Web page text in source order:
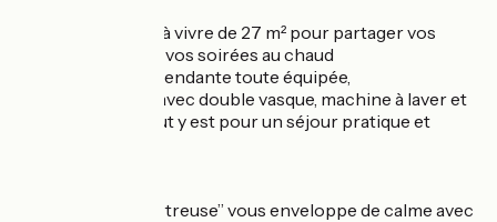
une grande pièce à vivre de 27 m² pour partager vos
repas, vos rires et vos soirées au chaud
Une cuisine indépendante toute équipée,
Une salle de bain avec double vasque, machine à laver et
WC séparés — tout y est pour un séjour pratique et
La chambre “Chartreuse” vous enveloppe de calme avec